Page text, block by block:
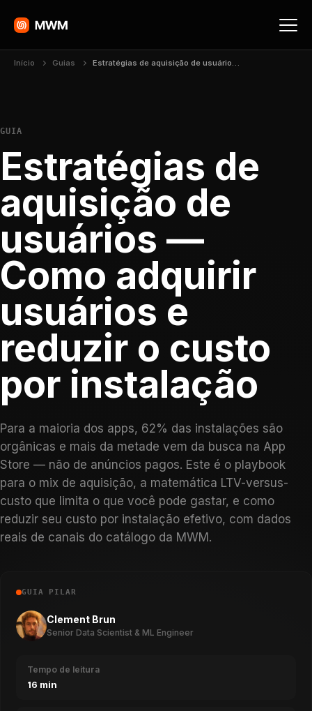
Início Guias Estratégias de aquisição de usuários — Como adquirir usuários e reduzir o custo por instalação
GUIA
Estratégias de
aquisição de
usuários —
Como adquirir
usuários e
reduzir o custo
por instalação
Para a maioria dos apps, 62% das instalações são
orgânicas e mais da metade vem da busca na App
Store — não de anúncios pagos. Este é o playbook
para o mix de aquisição, a matemática LTV-versus-
custo que limita o que você pode gastar, e como
reduzir seu custo por instalação efetivo, com dados
reais de canais do catálogo da MWM.
GUIA PILAR
Clement Brun
Senior Data Scientist & ML Engineer
Tempo de leitura
16 min